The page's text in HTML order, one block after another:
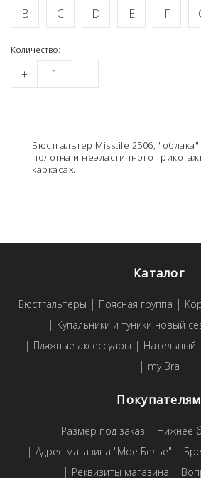
B C D E F
Kоличество:
+ -
Бюстгальтер Misstile 2506,
полотна и неэластичного
каркасах.
Каталог
Бюстгальтеры Поясная группа
Купальники и туники новый
Пляжные аксессуары
Нательный
my Bra
Покупателям
Размер под заказ
Нижнее
Адрес магазина "Мое Белье"
Реквизиты магазина